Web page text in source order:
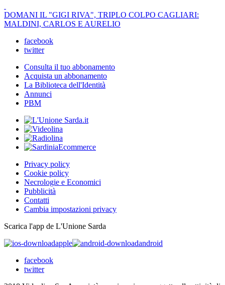
DOMANI IL "GIGI RIVA", TRIPLO COLPO CAGLIARI:
MALDINI, CARLOS E AURELIO
facebook
twitter
Consulta il tuo abbonamento
Acquista un abbonamento
La Biblioteca dell'Identità
Annunci
PBM
Privacy policy
Cookie policy
Necrologie e Economici
Pubblicità
Contatti
Cambia impostazioni privacy
Scarica l'app de L'Unione Sarda
apple
android
facebook
twitter